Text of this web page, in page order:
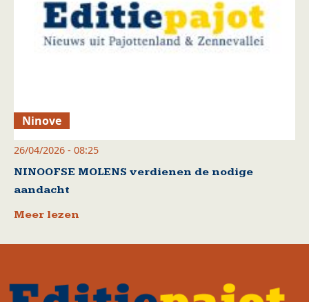
Ninove
26/04/2026 - 08:25
NINOOFSE MOLENS verdienen de nodige
aandacht
Meer lezen